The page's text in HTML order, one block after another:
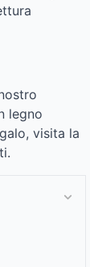
legno
visita la